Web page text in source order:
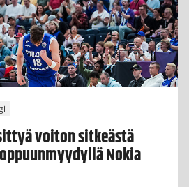
voiton sitkeästä
Nokia